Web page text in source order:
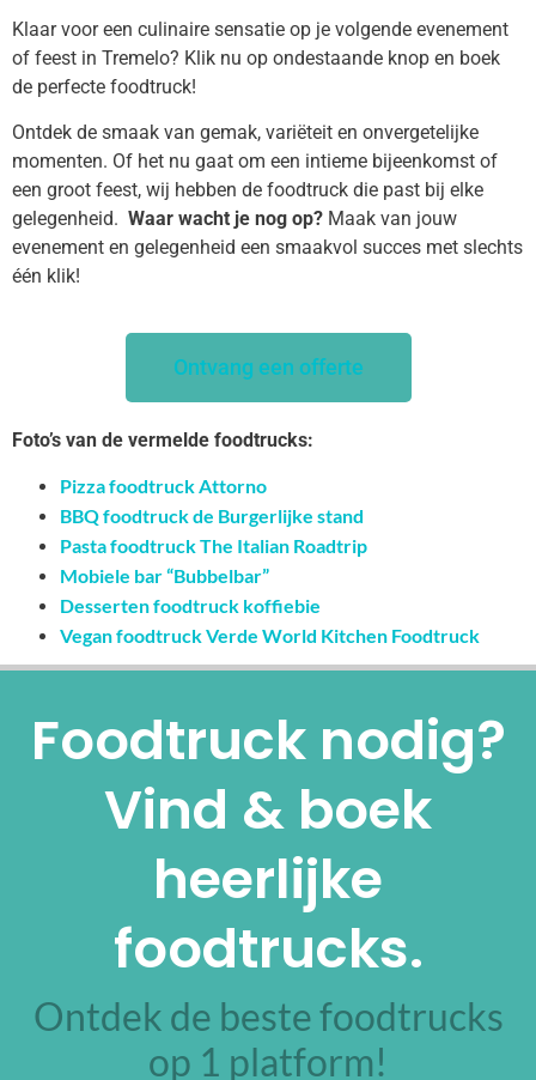
Klaar voor een culinaire sensatie op je volgende evenement
of feest in Tremelo? Klik nu op ondestaande knop en boek
de perfecte foodtruck!
Ontdek de smaak van gemak, variëteit en onvergetelijke
momenten. Of het nu gaat om een intieme bijeenkomst of
een groot feest, wij hebben de foodtruck die past bij elke
gelegenheid. Waar wacht je nog op? Maak van jouw
evenement en gelegenheid een smaakvol succes met slechts
één klik!
Ontvang een offerte
Foto’s van de vermelde foodtrucks:
Pizza foodtruck Attorno
BBQ foodtruck de Burgerlijke stand
Pasta foodtruck The Italian Roadtrip
Mobiele bar “Bubbelbar”
Desserten foodtruck koffiebie
Vegan foodtruck Verde World Kitchen Foodtruck
Foodtruck nodig?
Vind & boek
heerlijke
foodtrucks.
Ontdek de beste foodtrucks
op 1 platform!